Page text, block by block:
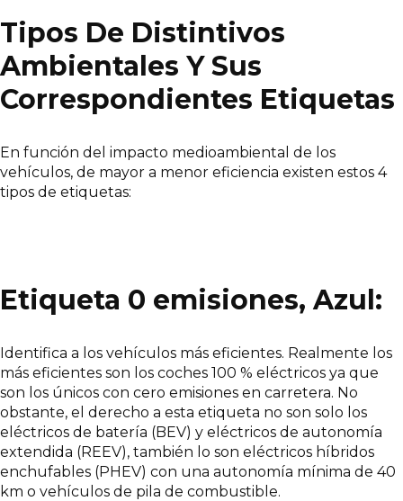
Tipos De Distintivos
Ambientales Y Sus
Correspondientes Etiquetas
En función del impacto medioambiental de los
vehículos, de mayor a menor eficiencia existen estos 4
tipos de etiquetas:
Etiqueta 0 emisiones, Azul:
Identifica a los vehículos más eficientes. Realmente los
más eficientes son los coches 100 % eléctricos ya que
son los únicos con cero emisiones en carretera. No
obstante, el derecho a esta etiqueta no son solo los
eléctricos de batería (BEV) y eléctricos de autonomía
extendida (REEV), también lo son eléctricos híbridos
enchufables (PHEV) con una autonomía mínima de 40
km o vehículos de pila de combustible.